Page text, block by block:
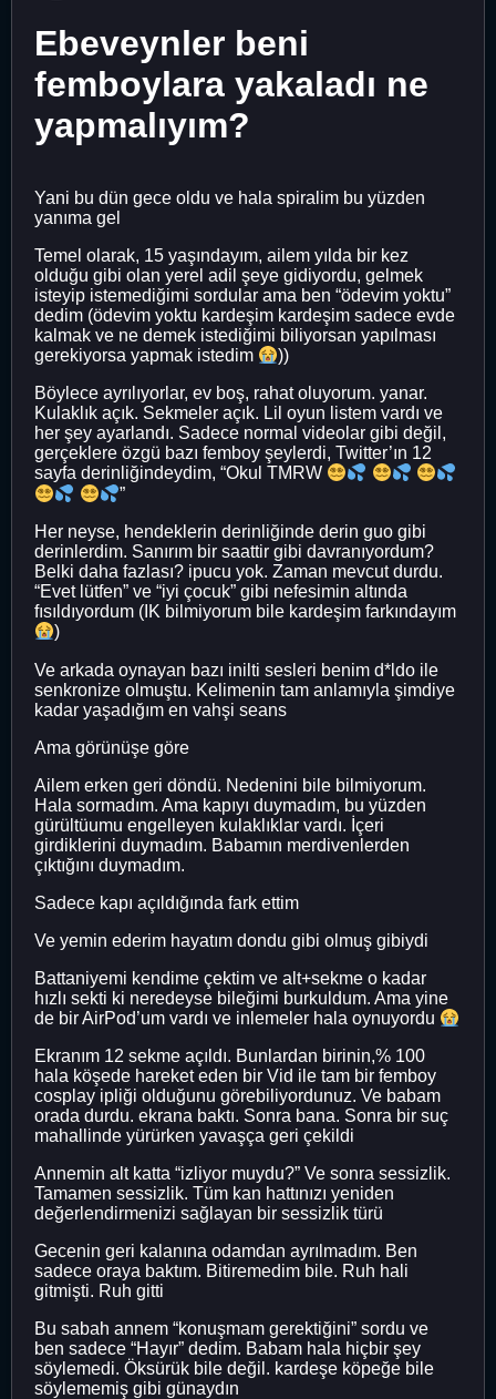
Ebeveynler beni
femboylara yakaladı ne
yapmalıyım?
Yani bu dün gece oldu ve hala spiralim bu yüzden
yanıma gel
Temel olarak, 15 yaşındayım, ailem yılda bir kez
olduğu gibi olan yerel adil şeye gidiyordu, gelmek
isteyip istemediğimi sordular ama ben “ödevim yoktu”
dedim (ödevim yoktu kardeşim kardeşim sadece evde
kalmak ve ne demek istediğimi biliyorsan yapılması
gerekiyorsa yapmak istedim
))
Böylece ayrılıyorlar, ev boş, rahat oluyorum. yanar.
Kulaklık açık. Sekmeler açık. Lil oyun listem vardı ve
her şey ayarlandı. Sadece normal videolar gibi değil,
gerçeklere özgü bazı femboy şeylerdi, Twitter’ın 12
sayfa derinliğindeydim, “Okul TMRW
”
Her neyse, hendeklerin derinliğinde derin guo gibi
derinlerdim. Sanırım bir saattir gibi davranıyordum?
Belki daha fazlası? ipucu yok. Zaman mevcut durdu.
“Evet lütfen” ve “iyi çocuk” gibi nefesimin altında
fısıldıyordum (IK bilmiyorum bile kardeşim farkındayım
)
Ve arkada oynayan bazı inilti sesleri benim d*ldo ile
senkronize olmuştu. Kelimenin tam anlamıyla şimdiye
kadar yaşadığım en vahşi seans
Ama görünüşe göre
Ailem erken geri döndü. Nedenini bile bilmiyorum.
Hala sormadım. Ama kapıyı duymadım, bu yüzden
gürültüumu engelleyen kulaklıklar vardı. İçeri
girdiklerini duymadım. Babamın merdivenlerden
çıktığını duymadım.
Sadece kapı açıldığında fark ettim
Ve yemin ederim hayatım dondu gibi olmuş gibiydi
Battaniyemi kendime çektim ve alt+sekme o kadar
hızlı sekti ki neredeyse bileğimi burkuldum. Ama yine
de bir AirPod’um vardı ve inlemeler hala oynuyordu
Ekranım 12 sekme açıldı. Bunlardan birinin,% 100
hala köşede hareket eden bir Vid ile tam bir femboy
cosplay ipliği olduğunu görebiliyordunuz. Ve babam
orada durdu. ekrana baktı. Sonra bana. Sonra bir suç
mahallinde yürürken yavaşça geri çekildi
Annemin alt katta “izliyor muydu?” Ve sonra sessizlik.
Tamamen sessizlik. Tüm kan hattınızı yeniden
değerlendirmenizi sağlayan bir sessizlik türü
Gecenin geri kalanına odamdan ayrılmadım. Ben
sadece oraya baktım. Bitiremedim bile. Ruh hali
gitmişti. Ruh gitti
Bu sabah annem “konuşmam gerektiğini” sordu ve
ben sadece “Hayır” dedim. Babam hala hiçbir şey
söylemedi. Öksürük bile değil. kardeşe köpeğe bile
söylememiş gibi günaydın